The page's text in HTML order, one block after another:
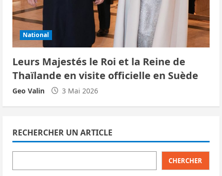
National
Leurs Majestés le Roi et la Reine de
Thaïlande en visite officielle en Suède
Geo Valin 3 Mai 2026
RECHERCHER UN ARTICLE
CHERCHER